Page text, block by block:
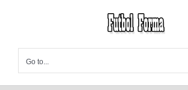
content
Go to...